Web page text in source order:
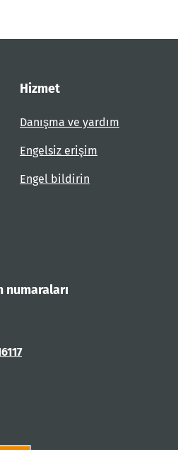
Hizmet
Danışma ve yardım
Engelsiz erişim
Engel bildirin
numaraları